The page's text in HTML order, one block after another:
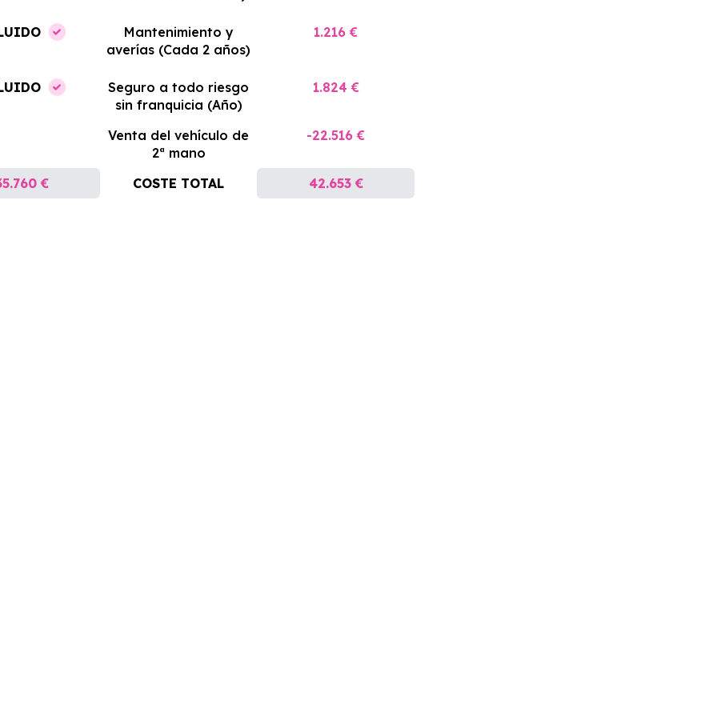
Mantenimiento y
averías (Cada 2 años)
1.216 €
Seguro a todo riesgo
sin franquicia (Año)
1.824 €
Venta del vehículo de
2ª mano
-22.516 €
€ COSTE TOTAL 42.653 €